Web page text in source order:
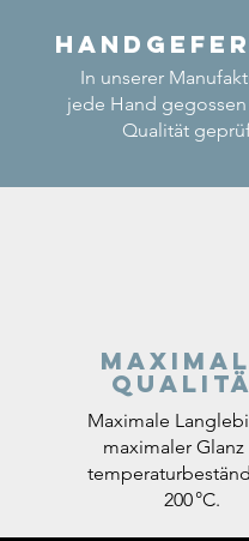
In unserer
jede Hand
Qualität
Maximale
maximaler
200 °C.